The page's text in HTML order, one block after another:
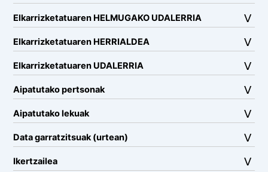
Elkarrizketatuaren HELMUGAKO UDALERRIA
Elkarrizketatuaren HERRIALDEA
Elkarrizketatuaren UDALERRIA
Aipatutako pertsonak
Aipatutako lekuak
Data garratzitsuak (urtean)
Ikertzailea